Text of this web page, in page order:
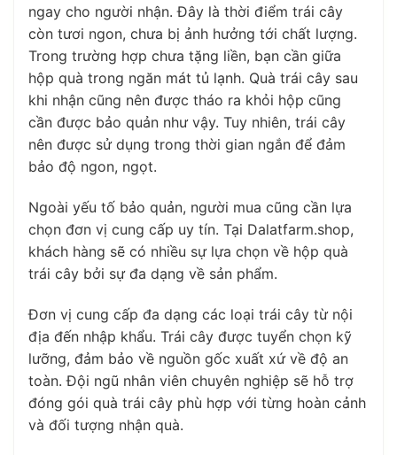
ngay cho người nhận. Đây là thời điểm trái cây
còn tươi ngon, chưa bị ảnh hưởng tới chất lượng.
Trong trường hợp chưa tặng liền, bạn cần giữa
hộp quà trong ngăn mát tủ lạnh. Quà trái cây sau
khi nhận cũng nên được tháo ra khỏi hộp cũng
cần được bảo quản như vậy. Tuy nhiên, trái cây
nên được sử dụng trong thời gian ngắn để đảm
bảo độ ngon, ngọt.
Ngoài yếu tố bảo quản, người mua cũng cần lựa
chọn đơn vị cung cấp uy tín. Tại Dalatfarm.shop,
khách hàng sẽ có nhiều sự lựa chọn về hộp quà
trái cây bởi sự đa dạng về sản phẩm.
Đơn vị cung cấp đa dạng các loại trái cây từ nội
địa đến nhập khẩu. Trái cây được tuyển chọn kỹ
lưỡng, đảm bảo về nguồn gốc xuất xứ về độ an
toàn. Đội ngũ nhân viên chuyên nghiệp sẽ hỗ trợ
đóng gói quà trái cây phù hợp với từng hoàn cảnh
và đối tượng nhận quà.